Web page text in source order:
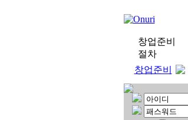
창업준비
절차
창업준비